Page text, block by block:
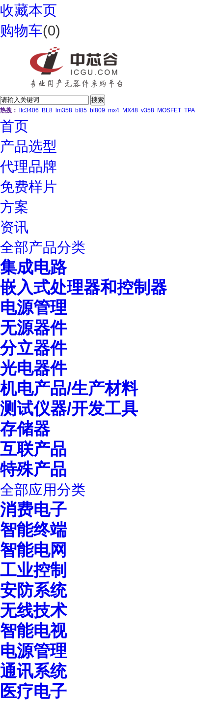
收藏本页
购物车(0)
热搜： ltc3406 BL8 lm358 bl85 bl809 mx4 MX48 v358 MOSFET TPA
首页
产品选型
代理品牌
免费样片
方案
资讯
全部产品分类
集成电路
嵌入式处理器和控制器
电源管理
无源器件
分立器件
光电器件
机电产品/生产材料
测试仪器/开发工具
存储器
互联产品
特殊产品
全部应用分类
消费电子
智能终端
智能电网
工业控制
安防系统
无线技术
智能电视
电源管理
通讯系统
医疗电子